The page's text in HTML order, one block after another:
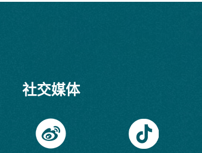
社交媒体